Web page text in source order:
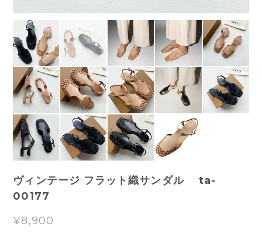
ヴィンテージ フラット織サンダル ta-
00177
¥8,900